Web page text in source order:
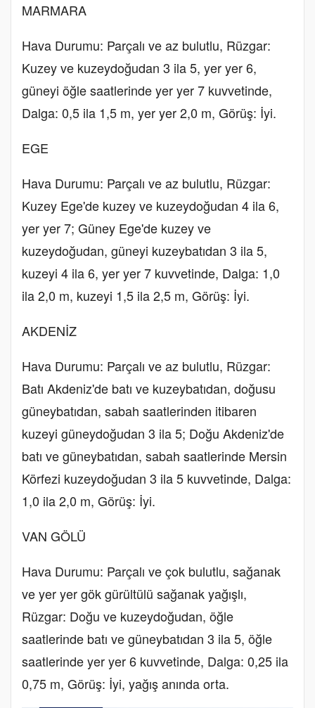
MARMARA
Hava Durumu: Parçalı ve az bulutlu, Rüzgar:
Kuzey ve kuzeydoğudan 3 ila 5, yer yer 6,
güneyi öğle saatlerinde yer yer 7 kuvvetinde,
Dalga: 0,5 ila 1,5 m, yer yer 2,0 m, Görüş: İyi.
EGE
Hava Durumu: Parçalı ve az bulutlu, Rüzgar:
Kuzey Ege'de kuzey ve kuzeydoğudan 4 ila 6,
yer yer 7; Güney Ege'de kuzey ve
kuzeydoğudan, güneyi kuzeybatıdan 3 ila 5,
kuzeyi 4 ila 6, yer yer 7 kuvvetinde, Dalga: 1,0
ila 2,0 m, kuzeyi 1,5 ila 2,5 m, Görüş: İyi.
AKDENİZ
Hava Durumu: Parçalı ve az bulutlu, Rüzgar:
Batı Akdeniz'de batı ve kuzeybatıdan, doğusu
güneybatıdan, sabah saatlerinden itibaren
kuzeyi güneydoğudan 3 ila 5; Doğu Akdeniz'de
batı ve güneybatıdan, sabah saatlerinde Mersin
Körfezi kuzeydoğudan 3 ila 5 kuvvetinde, Dalga:
1,0 ila 2,0 m, Görüş: İyi.
VAN GÖLÜ
Hava Durumu: Parçalı ve çok bulutlu, sağanak
ve yer yer gök gürültülü sağanak yağışlı,
Rüzgar: Doğu ve kuzeydoğudan, öğle
saatlerinde batı ve güneybatıdan 3 ila 5, öğle
saatlerinde yer yer 6 kuvvetinde, Dalga: 0,25 ila
0,75 m, Görüş: İyi, yağış anında orta.